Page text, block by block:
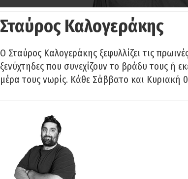
Σταύρος Καλογεράκης
Ο Σταύρος Καλογεράκης ξεφυλλίζει τις
ξενύχτηδες που συνεχίζουν το βράδυ τους ή
μέρα τους νωρίς. Κάθε Σάββατο και Κυριακή